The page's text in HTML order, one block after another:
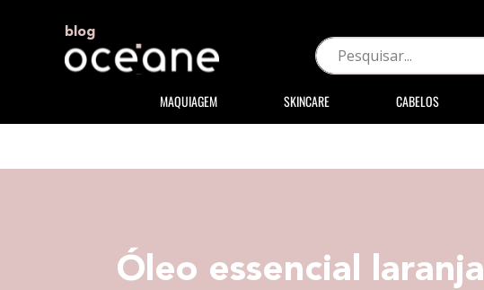
blog
MAQUIAGEM SKINCARE CABELOS
Óleo essencial laranja